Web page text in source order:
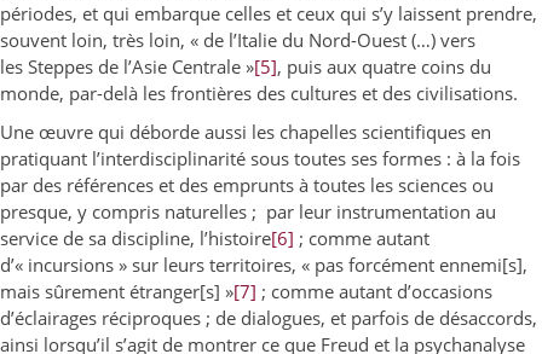
périodes, et qui embarque celles et ceux qui s’y laissent prendre,
souvent loin, très loin, « de l’Italie du Nord-Ouest (…) vers
les Steppes de l’Asie Centrale »[5], puis aux quatre coins du
monde, par-delà les frontières des cultures et des civilisations.
Une œuvre qui déborde aussi les chapelles scientifiques en
pratiquant l’interdisciplinarité sous toutes ses formes : à la fois
par des références et des emprunts à toutes les sciences ou
presque, y compris naturelles ; par leur instrumentation au
service de sa discipline, l’histoire[6] ; comme autant
d’« incursions » sur leurs territoires, « pas forcément ennemi[s],
mais sûrement étranger[s] »[7] ; comme autant d’occasions
d’éclairages réciproques ; de dialogues, et parfois de désaccords,
ainsi lorsqu’il s’agit de montrer ce que Freud et la psychanalyse